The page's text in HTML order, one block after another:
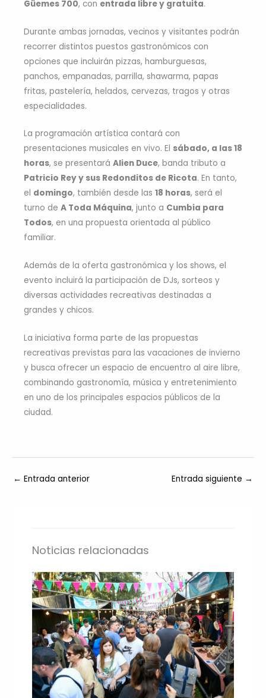
Güemes 700, con entrada libre y gratuita.
Durante ambas jornadas, vecinos y visitantes podrán
recorrer distintos puestos gastronómicos con
opciones que incluirán pizzas, hamburguesas,
panchos, empanadas, parrilla, shawarma, papas
fritas, pastelería, helados, cervezas, tragos y otras
especialidades.
La programación artística contará con
presentaciones musicales en vivo. El sábado, a las 18
horas, se presentará Alien Duce, banda tributo a
Patricio Rey y sus Redonditos de Ricota. En tanto,
el domingo, también desde las 18 horas, será el
turno de A Toda Máquina, junto a Cumbia para
Todos, en una propuesta orientada al público
familiar.
Además de la oferta gastronómica y los shows, el
evento incluirá la participación de DJs, sorteos y
diversas actividades recreativas destinadas a
grandes y chicos.
La iniciativa forma parte de las propuestas
recreativas previstas para las vacaciones de invierno
y busca ofrecer un espacio de encuentro al aire libre,
combinando gastronomía, música y entretenimiento
en uno de los principales espacios públicos de la
ciudad.
← Entrada anterior Entrada siguiente →
Noticias relacionadas